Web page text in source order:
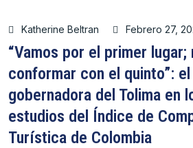
Katherine Beltran Febrero 27,
“Vamos por el primer lugar;
conformar con el quinto”:
gobernadora del Tolima en
estudios del Índice de
Turística de Colombia